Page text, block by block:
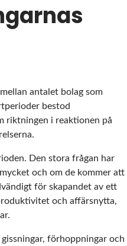
antalet bolag som
bestod
riktningen i reaktionen på
Den stora frågan har
och om de kommer att
för skapandet av ett
och affärsnytta,
förhoppningar och